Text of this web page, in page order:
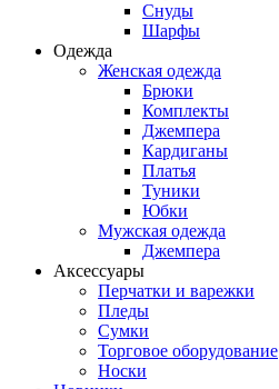
Снуды
Шарфы
Одежда
Женская одежда
Брюки
Комплекты
Джемпера
Кардиганы
Платья
Туники
Юбки
Мужская одежда
Джемпера
Аксессуары
Перчатки и варежки
Пледы
Сумки
Торговое оборудование
Носки